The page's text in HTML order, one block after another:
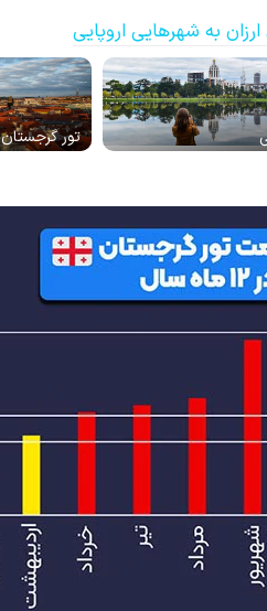
به شهرهایی اروپایی
تور گرجستان